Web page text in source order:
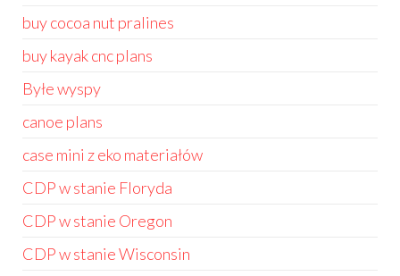
buy cocoa nut pralines
buy kayak cnc plans
Byłe wyspy
canoe plans
case mini z eko materiałów
CDP w stanie Floryda
CDP w stanie Oregon
CDP w stanie Wisconsin